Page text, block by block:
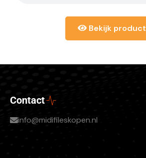
Bekijk product
Contact
info@midifileskopen.nl